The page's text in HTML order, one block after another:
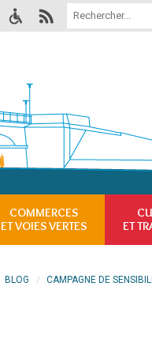
COMMERCES
ET VOIES VERTES
ET
BLOG CAMPAGNE DE